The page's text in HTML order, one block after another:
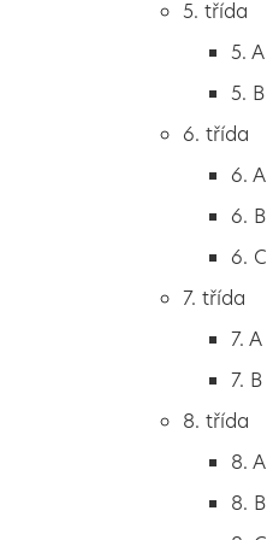
2. B
3. A
4. A
5. A
5. třída
5. A
5. B
6. třída
6. A
6. B
6. C
7. třída
7. A
7. B
8. třída
8. A
8. B
Vedení & sekretariát
Učitelé & asistenti
Školní družina